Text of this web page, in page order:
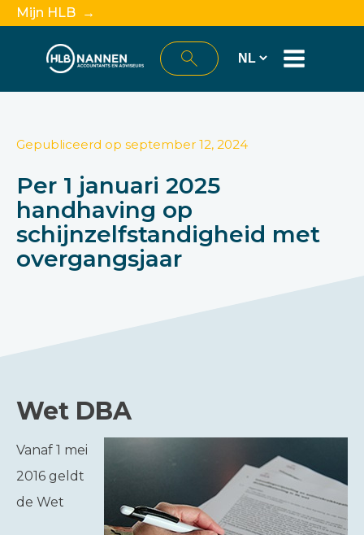
Mijn HLB →
Gepubliceerd op september 12, 2024
Per 1 januari 2025
handhaving op
schijnzelfstandigheid met
overgangsjaar
Wet DBA
Vanaf 1 mei
2016 geldt
de Wet